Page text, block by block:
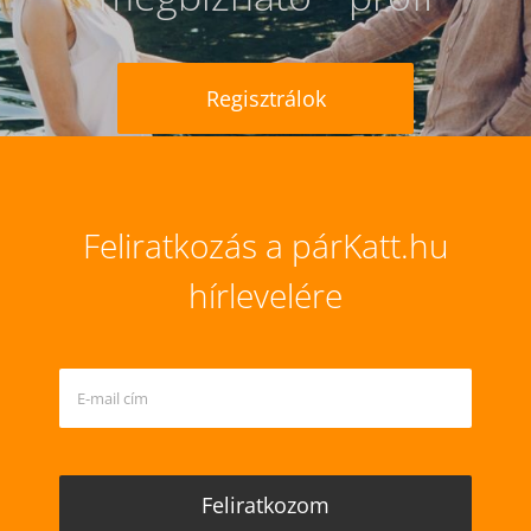
Regisztrálok
Feliratkozás a párKatt.hu
hírlevelére